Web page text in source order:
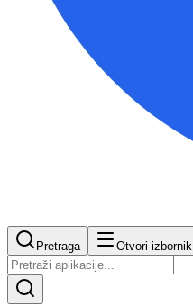
Pretraga Otvori izbornik